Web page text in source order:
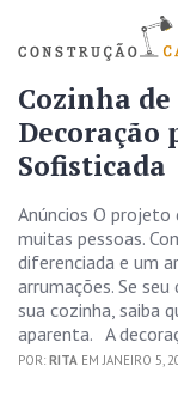
Cozinha
Decoração
Sofisticada
Anúncios O projeto
muitas pessoas.
diferenciada e um
arrumações. Se
sua cozinha, saiba
aparenta. A
POR: RITA EM JANEIRO 5,